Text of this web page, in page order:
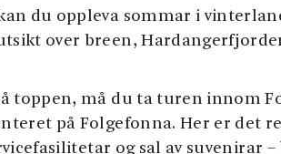
du oppleva sommar i
over breen,
toppen, må du ta turen innom
på Folgefonna. Her er det
og sal av suvenirar